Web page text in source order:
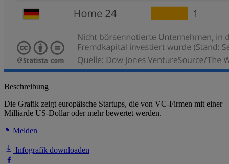
Beschreibung
Die Grafik zeigt europäische Startups, die von VC-Firmen mit einer
Milliarde US-Dollar oder mehr bewertet werden.
Melden
Infografik downloaden